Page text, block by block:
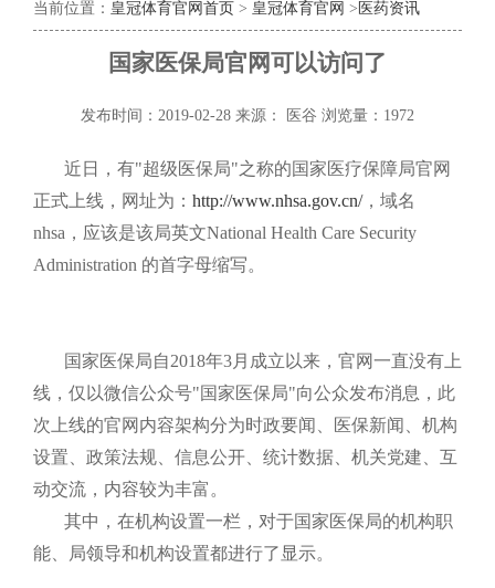
当前位置： 皇冠体育官网首页 > 皇冠体育官网 > 医药资讯
国家医保局官网可以访问了
发布时间：2019-02-28 来源： 医谷 浏览量：1972
近日，有"超级医保局"之称的国家医疗保障局官网
正式上线，网址为： http://www.nhsa.gov.cn/，域名
nhsa，应该是该局英文National Health Care Security
Administration 的首字母缩写。
国家医保局自2018年3月成立以来，官网一直没有上
线，仅以微信公众号"国家医保局"向公众发布消息，此
次上线的官网内容架构分为时政要闻、医保新闻、机构
设置、政策法规、信息公开、统计数据、机关党建、互
动交流，内容较为丰富。
其中，在机构设置一栏，对于国家医保局的机构职
能、局领导和机构设置都进行了显示。